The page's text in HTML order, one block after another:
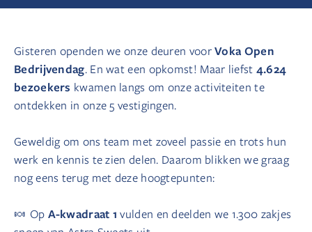
Gisteren openden we onze deuren voorVoka Open
Bedrijvendag. En wat een opkomst! Maar liefst 4.624
bezoekers kwamen langs om onze activiteiten te
ontdekken in onze 5 vestigingen.
Geweldig om ons team met zoveel passie en trots hun
werk en kennis te zien delen. Daarom blikken we graag
nog eens terug met deze hoogtepunten:
🍬 Op A-kwadraat 1vulden en deelden we 1.300 zakjes